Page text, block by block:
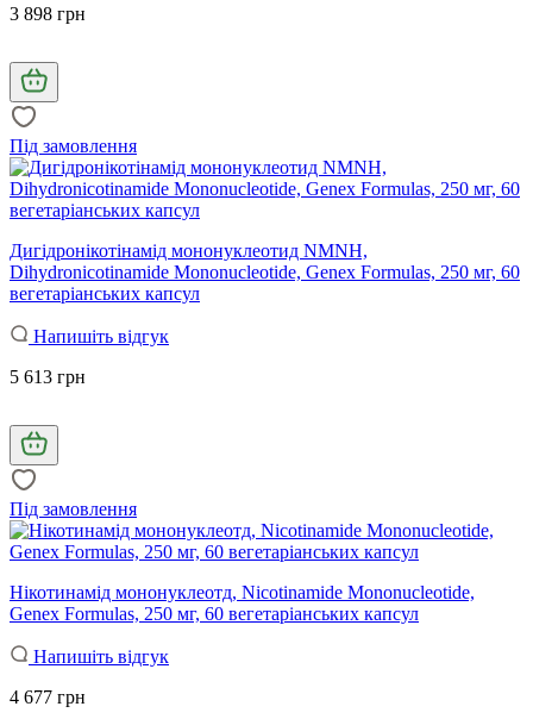
3 898 грн
Під замовлення
Дигідронікотінамід мононуклеотид NMNH,
Dihydronicotinamide Mononucleotide, Genex Formulas, 250 мг, 60
вегетаріанських капсул
Напишіть відгук
5 613 грн
Під замовлення
Нікотинамід мононуклеотд, Nicotinamide Mononucleotide,
Genex Formulas, 250 мг, 60 вегетаріанських капсул
Напишіть відгук
4 677 грн